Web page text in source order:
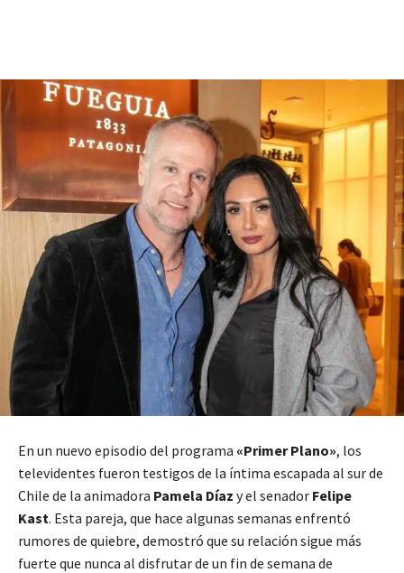
En un nuevo episodio del programa «Primer Plano», los
televidentes fueron testigos de la íntima escapada al sur de
Chile de la animadora Pamela Díaz y el senador Felipe
Kast. Esta pareja, que hace algunas semanas enfrentó
rumores de quiebre, demostró que su relación sigue más
fuerte que nunca al disfrutar de un fin de semana de